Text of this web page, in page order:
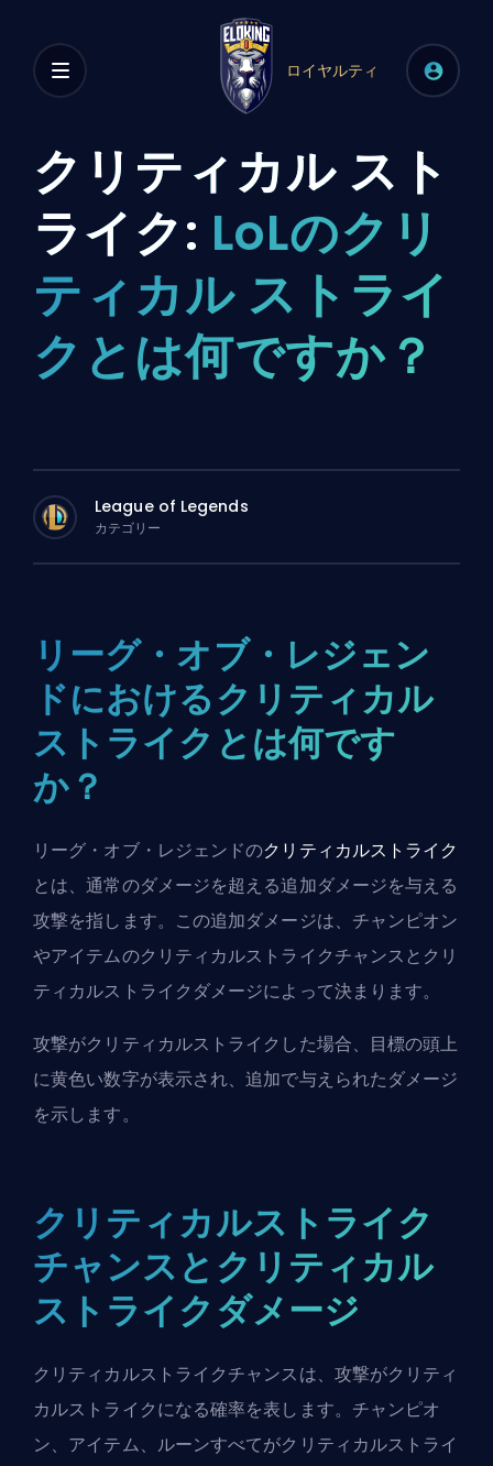
ロイヤルティ
クリティカル スト
ライク: LoLのクリ
ティカル ストライ
クとは何ですか？
League of Legends
カテゴリー
リーグ・オブ・レジェン
ドにおけるクリティカル
ストライクとは何です
か？
リーグ・オブ・レジェンドのクリティカルストライク
とは、通常のダメージを超える追加ダメージを与える
攻撃を指します。この追加ダメージは、チャンピオン
やアイテムのクリティカルストライクチャンスとクリ
ティカルストライクダメージによって決まります。
攻撃がクリティカルストライクした場合、目標の頭上
に黄色い数字が表示され、追加で与えられたダメージ
を示します。
クリティカルストライク
チャンスとクリティカル
ストライクダメージ
クリティカルストライクチャンスは、攻撃がクリティ
カルストライクになる確率を表します。チャンピオ
ン、アイテム、ルーンすべてがクリティカルストライ